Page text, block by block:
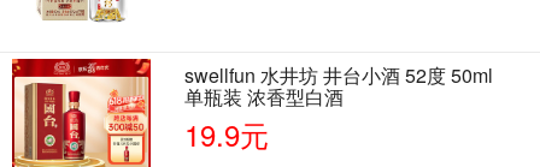
swellfun 水井坊 井台小酒 52度 50ml
单瓶装 浓香型白酒
19.9元